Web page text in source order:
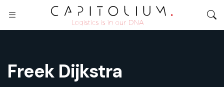
Freek Dijkstra